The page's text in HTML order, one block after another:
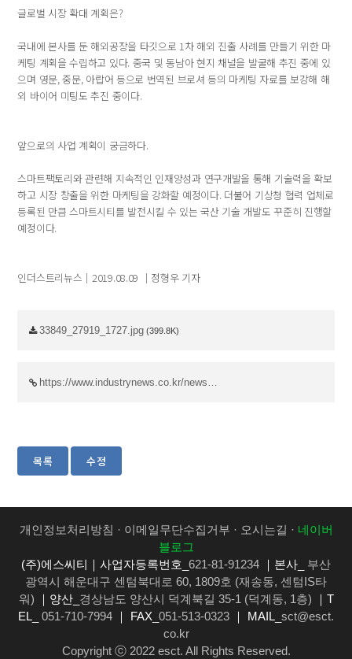
글로벌 시장 확대 계획은?
국내에 본사를 둔 해외공장을 타깃으로 1차 해외 진출 사례를 만들기 위한 마
케팅 계획을 수립하고 있다. 중국 및 동남아 현지 채널을 발굴해 추진 중에 있
으며 영문, 중문, 아랍어 등으로 번역된 브로셔 등의 마케팅 자료를 보강해 해
외 바이어 미팅도 추진 중이다.
앞으로의 사업 계획이 궁금하다.
스마트팩토리와 관련해 지속적인 인재양성과 연구개발을 통해 기술력을 확보
하고 시장 창출을 위한 마케팅을 강화할 예정이다. 더불어 기상청 협력 업체로
등록된 만큼 스마트시티를 발전시킬 수 있는 국산 기술 개발도 꾸준히 진행할
예정이다.
인더스트리뉴스｜2019.08.09 ｜정형우 기자
33849_27919_1727.jpg (399.8K)
https://www.industrynews.co.kr/news…
개인정보처리방침 · 이메일무단수집거부 · 오시는길 · 네이버
블로그
(주)에스씨티｜사업자등록번호_ 621-81-91234 ｜본사_
부산
광역시 해운대구 센텀북대로 60, 1809호 (재송동, 센텀IS타
워)
｜양산_ 경상남도 양산시 덕계북길 35-1 (덕계동, 1층)
｜T
EL_
051-710-7994 ｜ FAX_ 051-513-0323 ｜ MAIL_ sct@esct.
co.kr
Copyright ⓒ 2022 esct. All Rights Reserved.